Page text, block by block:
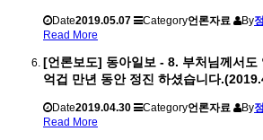
Date2019.05.07 Category언론자료 By
Read More
[언론보도] 동아일보 - 8. 부처님께서도
억겁 만년 동안 정진 하셨습니다
Date2019.04.30 Category언론자료 By
Read More